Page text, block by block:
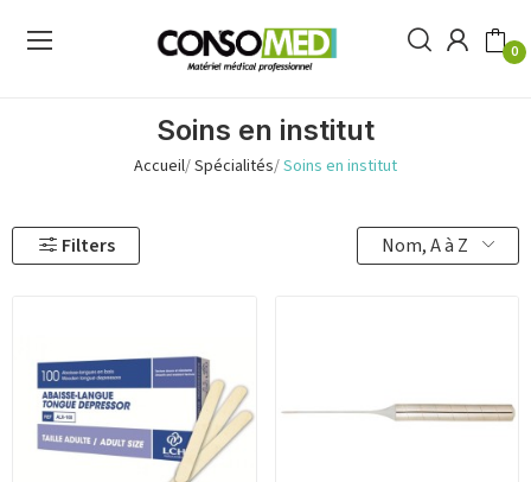
0
Soins en institut
Accueil Spécialités Soins en institut
Filters Nom, A à Z